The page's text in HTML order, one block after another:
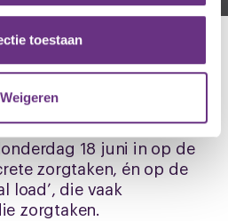
adverteren en analyse. Deze
combineren met andere
gebruik van hun services.
elk moment wijzigen of
of door te klikken op
linksonder op de
toestaan
Weigeren
kinderen komt veel
gaan over "overzicht
behoeften". In dit
18 juni in op de
zorgtaken, én op de
load’, die vaak
zorgtaken.